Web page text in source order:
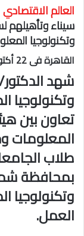
العالم الاقتصادي
سيناء وتأهيلهم
وتكنولوجيا
القاهرة فى 22 أكتوبر 2022
شهد
وتكنولوجيا
تعاون بين
المعلومات
طلاب
بمحافظة
وتكنولوجيا
العمل.